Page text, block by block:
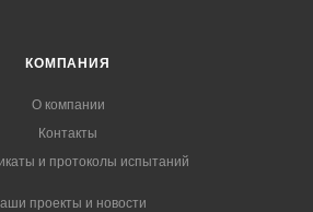
КОМПАНИЯ
О компании
Контакты
и протоколы испытаний
проекты и новости